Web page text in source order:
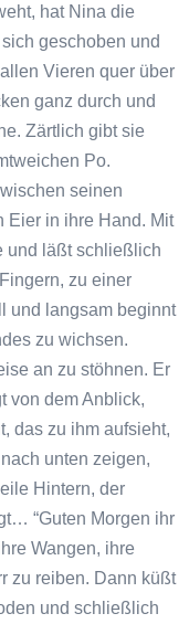
hat Nina die
geschoben und
Vieren quer über
ganz durch und
Zärtlich gibt sie
Po.
seinen
Eier in ihre Hand. Mit
und läßt schließlich
zu einer
und langsam beginnt
zu wichsen.
an zu stöhnen. Er
von dem Anblick,
das zu ihm aufsieht,
unten zeigen,
Hintern, der
“Guten Morgen ihr
Wangen, ihre
zu reiben. Dann küßt
und schließlich